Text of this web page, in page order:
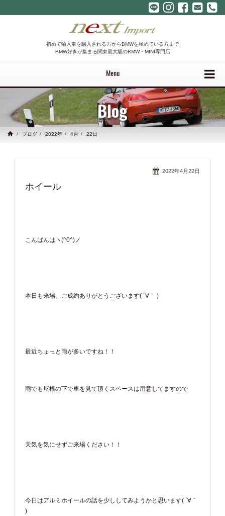
初めて輸入車を購入される方からBMWを極めている方まで
BMW好きが集まる関東最大級のBMW・MINI専門店
Menu
Blog
ブログ 2022年 4月 22日
2022年4月22日
ホイール
こんばんはヽ(^0^)ノ
本日も来場、ご成約ありがとうございます( ´∀｀ )
最近ちょっと雨が多いですね！！
雨でも屋根の下で車を見て頂くスペースは用意してますので
天気を気にせずご来場ください！！
今日はアルミホイールの話を少ししてみようかと思います( ´∀｀
)